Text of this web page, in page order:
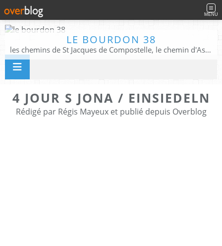
MENU
LE BOURDON 38
les chemins de St Jacques de Compostelle, le chemin d'Assise, La Voie Francigena, et autres chemins ........
4 JOUR S JONA / EINSIEDELN
Rédigé par Régis Mayeux et publié depuis Overblog